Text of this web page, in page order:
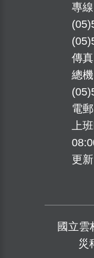
專
傳
總機
電郵
上
更
國立雲
災